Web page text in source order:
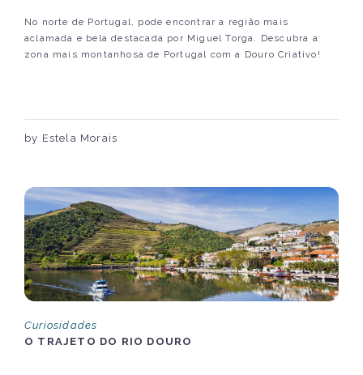
No norte de Portugal, pode encontrar a região mais
aclamada e bela destacada por Miguel Torga. Descubra a
zona mais montanhosa de Portugal com a Douro Criativo!
by Estela Morais
Curiosidades
O TRAJETO DO RIO DOURO